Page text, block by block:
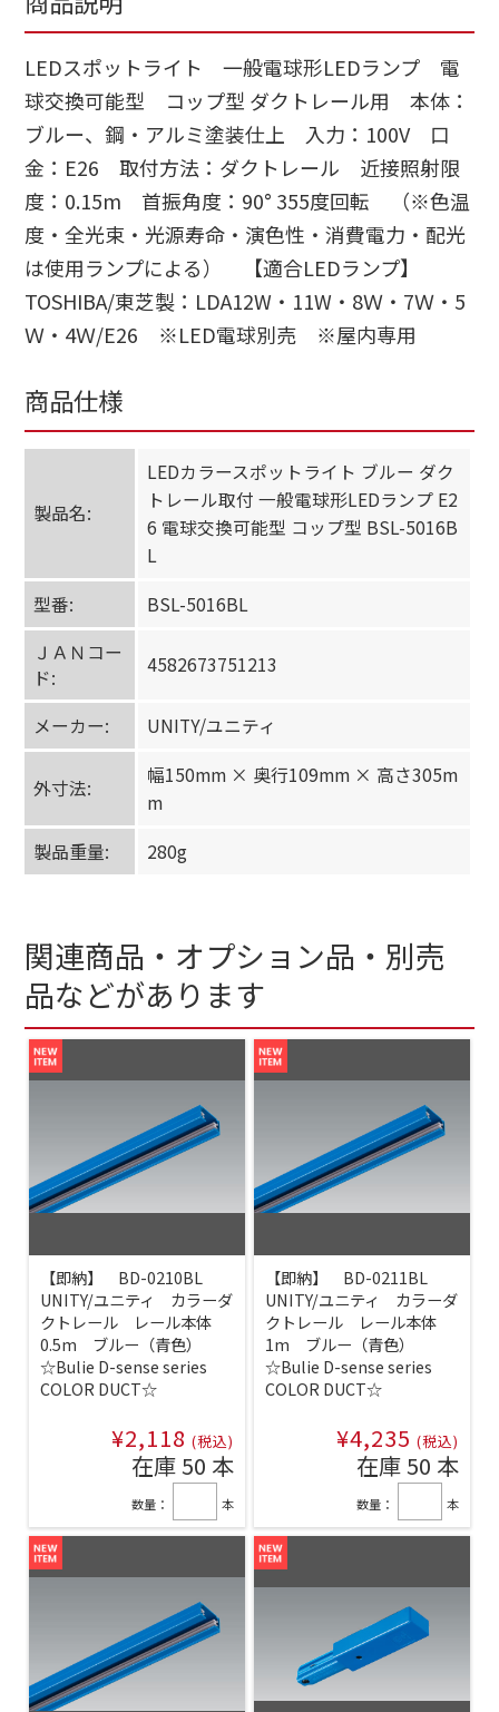
LEDスポットライト 一般電球形LEDランプ 電
球交換可能型 コップ型 ダクトレール用 本体：
ブルー、鋼・アルミ塗装仕上 入力：100V 口
金：E26 取付方法：ダクトレール 近接照射限
度：0.15m 首振角度：90° 355度回転 （※色温
度・全光束・光源寿命・演色性・消費電力・配光
は使用ランプによる） 【適合LEDランプ】
TOSHIBA/東芝製：LDA12W・11W・8Ｗ・7Ｗ・5
Ｗ・4Ｗ/E26 ※LED電球別売 ※屋内専用
商品仕様
製品名:
LEDカラースポットライト ブルー ダク
トレール取付 一般電球形LEDランプ E2
6 電球交換可能型 コップ型 BSL-5016B
L
型番:
BSL-5016BL
ＪＡＮコー
ド:
4582673751213
メーカー: UNITY/ユニティ
外寸法:
幅150mm × 奥行109mm × 高さ305m
m
製品重量:
280g
関連商品・オプション品・別売
品などがあります
【即納】 BD-0210BL
UNITY/ユニティ カラーダ
クトレール レール本体
0.5m ブルー（青色）
☆Bulie D-sense series
COLOR DUCT☆
¥2,118 (税込)
在庫 50 本
数量： 本
【即納】 BD-0211BL
UNITY/ユニティ カラーダ
クトレール レール本体
1m ブルー（青色）
☆Bulie D-sense series
COLOR DUCT☆
¥4,235 (税込)
在庫 50 本
数量： 本